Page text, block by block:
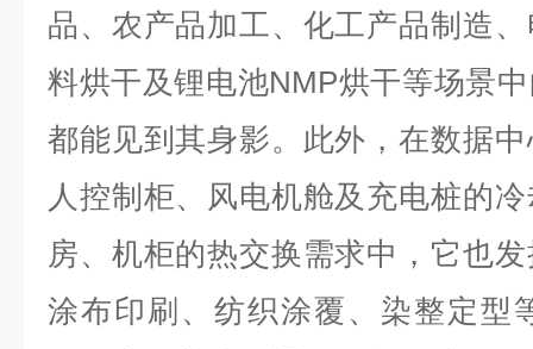
品、农产品加工、化工产品制造
料烘干及锂电池NMP烘干等场景
都能见到其身影。此外，在数据
人控制柜、风电机舱及充电桩的
房、机柜的热交换需求中，它也
涂布印刷、纺织涂覆、染整定型